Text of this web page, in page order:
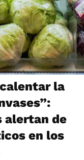
la
alertan de
en los